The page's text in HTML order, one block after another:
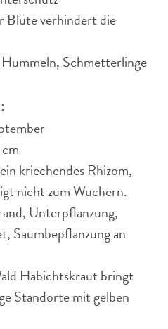
verhindert die
Schmetterlinge
kriechendes Rhizom,
nicht zum Wuchern.
Unterpflanzung,
Saumbepflanzung an
Habichtskraut bringt
Standorte mit gelben